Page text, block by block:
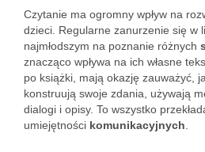
Czytanie ma ogromny wpływ na
dzieci. Regularne zanurzenie się w
najmłodszym na poznanie różnych
znacząco wpływa na ich własne
po książki, mają okazję zauważyć,
konstruują swoje zdania, używają
dialogi i opisy. To wszystko
umiejętności komunikacyjnych